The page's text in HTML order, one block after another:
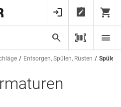
Entsorgen, Spülen, Rüsten Spülen